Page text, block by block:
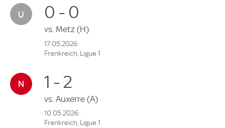
0 - 0
vs. Metz (H)
17.05.2026
Frankreich, Ligue 1
1 - 2
vs. Auxerre (A)
10.05.2026
Frankreich, Ligue 1